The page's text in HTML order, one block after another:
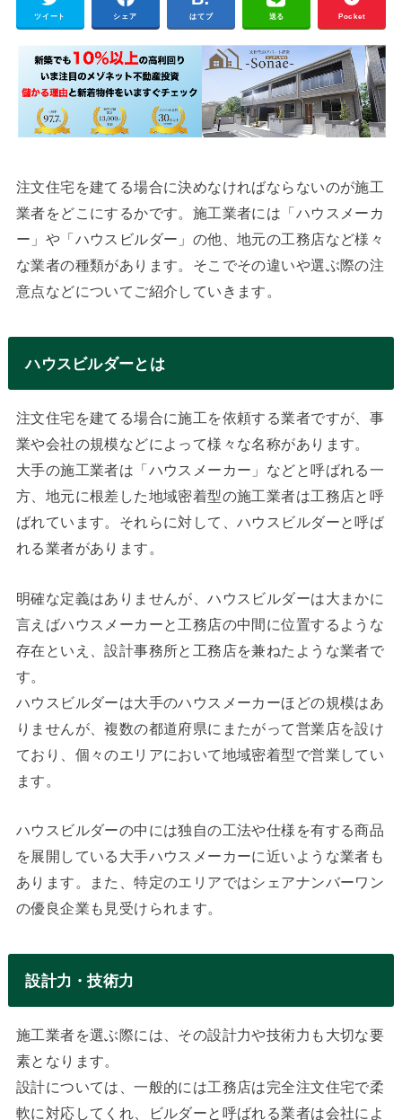
ツイート シェア はてブ 送る Pocket
注文住宅を建てる場合に決めなければならないのが施工
業者をどこにするかです。施工業者には「ハウスメーカ
ー」や「ハウスビルダー」の他、地元の工務店など様々
な業者の種類があります。そこでその違いや選ぶ際の注
意点などについてご紹介していきます。
ハウスビルダーとは
注文住宅を建てる場合に施工を依頼する業者ですが、事
業や会社の規模などによって様々な名称があります。
大手の施工業者は「ハウスメーカー」などと呼ばれる一
方、地元に根差した地域密着型の施工業者は工務店と呼
ばれています。それらに対して、ハウスビルダーと呼ば
れる業者があります。
明確な定義はありませんが、ハウスビルダーは大まかに
言えばハウスメーカーと工務店の中間に位置するような
存在といえ、設計事務所と工務店を兼ねたような業者で
す。
ハウスビルダーは大手のハウスメーカーほどの規模はあ
りませんが、複数の都道府県にまたがって営業店を設け
ており、個々のエリアにおいて地域密着型で営業してい
ます。
ハウスビルダーの中には独自の工法や仕様を有する商品
を展開している大手ハウスメーカーに近いような業者も
あります。また、特定のエリアではシェアナンバーワン
の優良企業も見受けられます。
設計力・技術力
施工業者を選ぶ際には、その設計力や技術力も大切な要
素となります。
設計については、一般的には工務店は完全注文住宅で柔
軟に対応してくれ、ビルダーと呼ばれる業者は会社によ